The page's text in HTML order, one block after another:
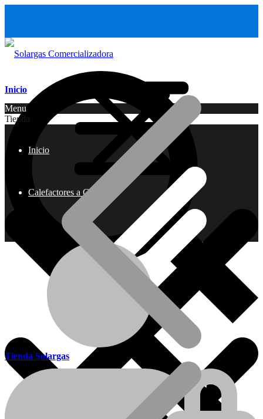
Menu
Tienda
Inicio
Calefactores a Gas
Inicio
Tienda Solargas